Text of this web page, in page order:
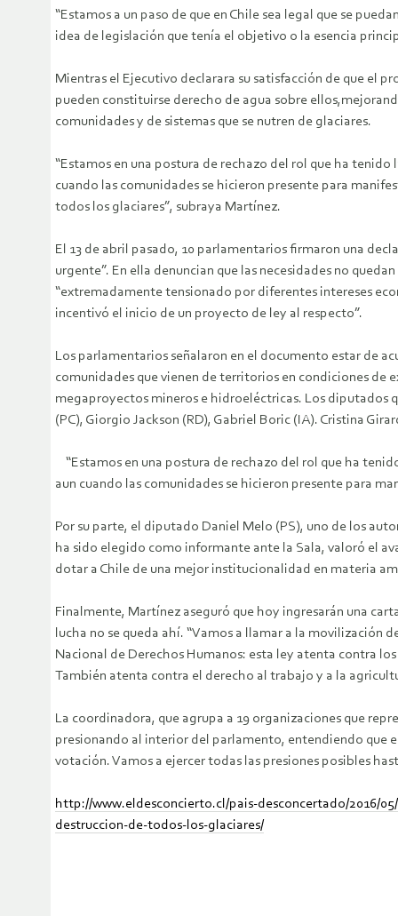
“Estamos a un paso de que en Chile sea legal que se
idea de legislación que tenía el objetivo o la esencia
Mientras el Ejecutivo declarara su satisfacción de que el
pueden constituirse derecho de agua sobre
comunidades y de sistemas que se nutren de glaciares.
“Estamos en una postura de rechazo del rol que ha
cuando las comunidades se hicieron presente para
todos los glaciares”, subraya Martínez.
El 13 de abril pasado, 10 parlamentarios firmaron una
urgente”. En ella denuncian que las necesidades no
“extremadamente tensionado por diferentes intereses
incentivó el inicio de un proyecto de ley al respecto”.
Los parlamentarios señalaron en el documento estar de
comunidades que vienen de territorios en condiciones de
megaproyectos mineros e hidroeléctricas. Los diputados
(PC), Giorgio Jackson (RD), Gabriel Boric (IA). Cristina
“Estamos en una postura de rechazo del rol que ha
aun cuando las comunidades se hicieron presente para
Por su parte, el diputado Daniel Melo (PS), uno de los
ha sido elegido como informante ante la Sala, valoró el
dotar a Chile de una mejor institucionalidad en materia
Finalmente, Martínez aseguró que hoy ingresarán una
lucha no se queda ahí. “Vamos a llamar a la
Nacional de Derechos Humanos: esta ley atenta contra
También atenta contra el derecho al trabajo y a la
La coordinadora, que agrupa a 19 organizaciones que
presionando al interior del parlamento, entendiendo que
votación. Vamos a ejercer todas las presiones posibles
http://www.eldesconcierto.cl/pais-desconcertado/2016/
destruccion-de-todos-los-glaciares/